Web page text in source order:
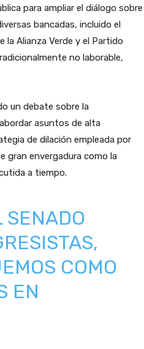
para ampliar el diálogo sobre
bancadas, incluido el
la Alianza Verde y el Partido
no laborable,
un debate sobre la
asuntos de alta
de dilación empleada por
gran envergadura como la
a tiempo.
SENADO
COMO
EN